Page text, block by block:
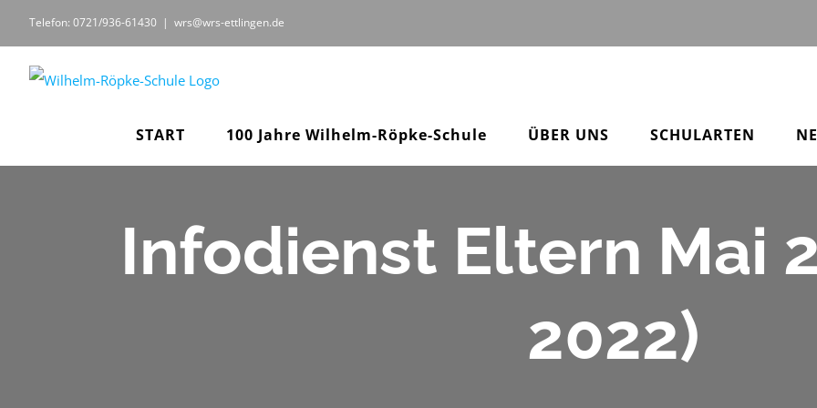
Inhalt
springen
Telefon: 0721/936-61430 | wrs@wrs-ettlingen.de
START 100 Jahre Wilhelm-Röpke-Schule ÜBER UNS SCHULARTEN
Infodienst Eltern Mai
2022)